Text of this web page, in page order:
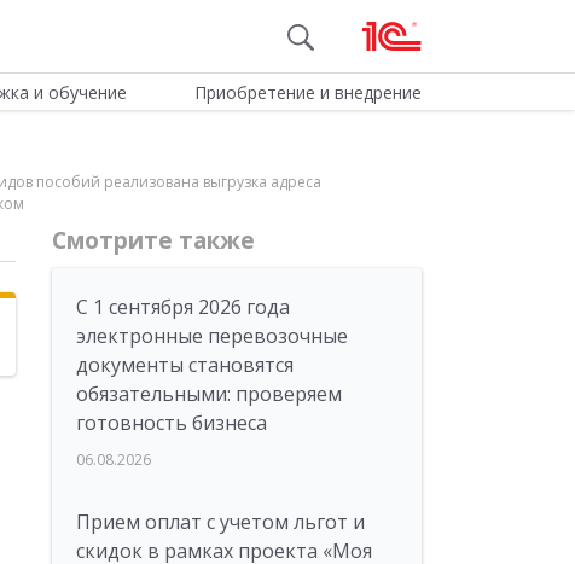
и обучение Приобретение и внедрение
пособий реализована выгрузка адреса
Смотрите также
С 1 сентября 2026 года
электронные перевозочные
документы становятся
обязательными: проверяем
готовность бизнеса
06.08.2026
Прием оплат с учетом льгот и
скидок в рамках проекта «Моя